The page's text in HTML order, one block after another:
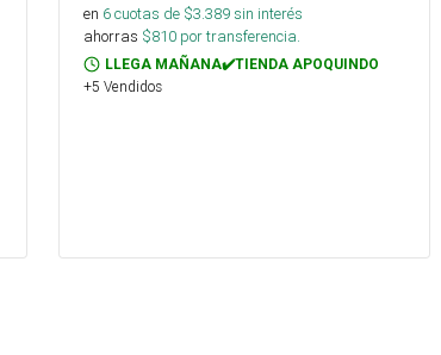
en 6cuotas de $3.389sin interés
ahorras $810 por transferencia.
LLEGA MAÑANA✔️TIENDA APOQUINDO
+5 Vendidos